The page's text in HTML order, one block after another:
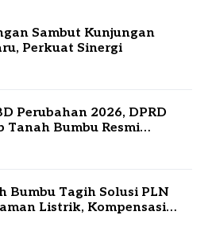
Sambut Kunjungan
Perkuat Sinergi
Perubahan 2026, DPRD
Tanah Bumbu Resmi
PPAS
Bumbu Tagih Solusi PLN
Listrik, Kompensasi
Diputuskan